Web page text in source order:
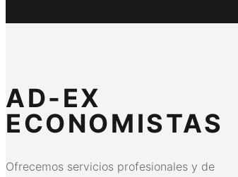
AD-EX
ECONOMISTAS
Ofrecemos servicios profesionales y de